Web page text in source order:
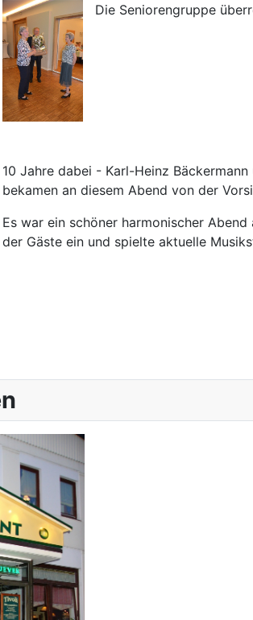
Die Seniorengruppe
10 Jahre dabei - Karl-Heinz
bekamen an diesem Abend von der
Es war ein schöner harmonischer
der Gäste ein und spielte aktuelle
Mitglieder im TSC Varel